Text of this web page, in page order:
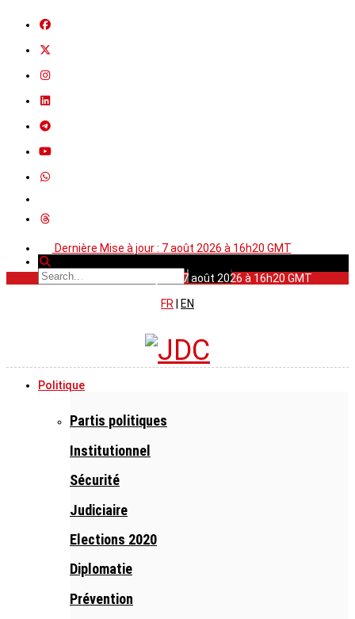
Dernière Mise à jour : 7 août 2026 à 16h20 GMT
Dernière Mise à jour : 7 août 2026 à 16h20 GMT
FR
EN
Politique
Partis politiques
Institutionnel
Sécurité
Judiciaire
Elections 2020
Diplomatie
Prévention